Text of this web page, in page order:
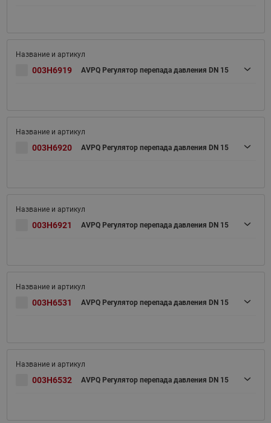
003H6919 AVPQ Регулятор перепада давления DN 15
003H6920 AVPQ Регулятор перепада давления DN 15
003H6921 AVPQ Регулятор перепада давления DN 15
003H6531 AVPQ Регулятор перепада давления DN 15
003H6532 AVPQ Регулятор перепада давления DN 15